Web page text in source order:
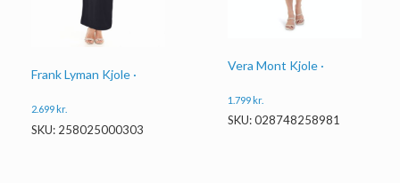
Frank Lyman Kjole ·
2.699 kr.
SKU: 258025000303
Vera Mont Kjole ·
1.799kr.
SKU: 028748258981